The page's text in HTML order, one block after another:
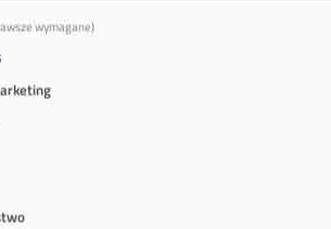
media@pkw-sa.pl
+48 32 618 56 02
piątek 7:00-15:00)
wymagane)